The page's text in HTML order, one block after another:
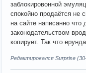
заблокировонной
спокойно продаётся не
на сайте написанно что
законодательством
копирует. Так что
Редактировался Surprise